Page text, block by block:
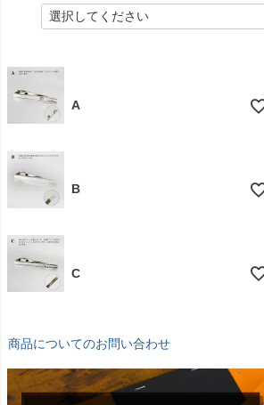
(
A
B
C
商品についてのお問い合わせ